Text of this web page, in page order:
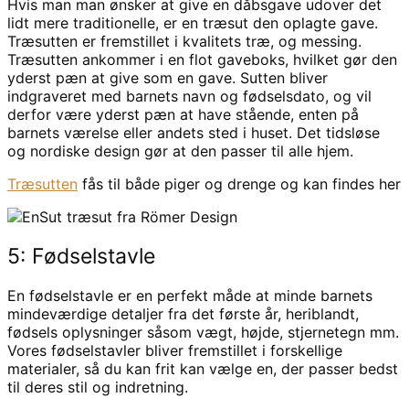
Hvis man man ønsker at give en dåbsgave udover det
lidt mere traditionelle, er en træsut den oplagte gave.
Træsutten er fremstillet i kvalitets træ, og messing.
Træsutten ankommer i en flot gaveboks, hvilket gør den
yderst pæn at give som en gave. Sutten bliver
indgraveret med barnets navn og fødselsdato, og vil
derfor være yderst pæn at have stående, enten på
barnets værelse eller andets sted i huset. Det tidsløse
og nordiske design gør at den passer til alle hjem.
Træsutten fås til både piger og drenge og kan findes her
5: Fødselstavle
En fødselstavle er en perfekt måde at minde barnets
mindeværdige detaljer fra det første år, heriblandt,
fødsels oplysninger såsom vægt, højde, stjernetegn mm.
Vores fødselstavler bliver fremstillet i forskellige
materialer, så du kan frit kan vælge en, der passer bedst
til deres stil og indretning.